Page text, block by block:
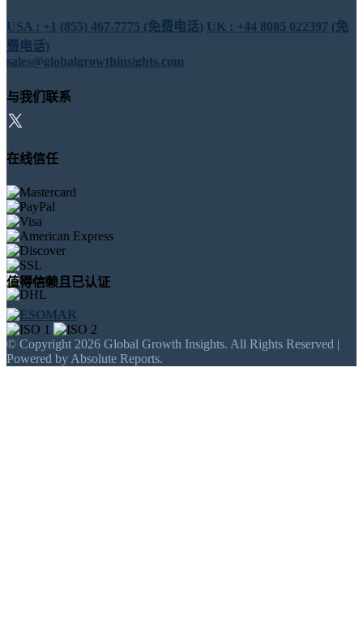
USA : +1 (855) 467-7775 (免费电话) UK : +44 8085 022397 (免
费电话)
sales@globalgrowthinsights.com
与我们联系
在线信任
值得信赖且已认证
© Copyright 2026 Global Growth Insights. All Rights Reserved |
Powered by Absolute Reports.